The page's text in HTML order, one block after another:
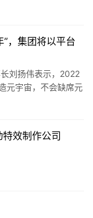
，集团将以平台
刘扬伟表示，2022
元宇宙，不会缺席元
导体、Mi…
效制作公司